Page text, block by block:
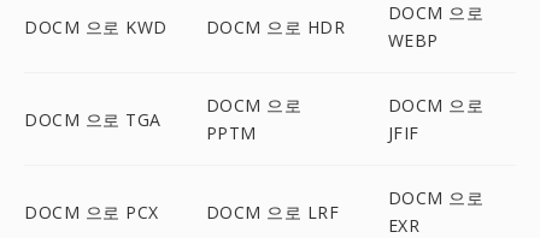
DOCM 으로 KWD DOCM 으로 HDR
DOCM 으로
WEBP
DOCM 으로 TGA
DOCM 으로
PPTM
DOCM 으로
JFIF
DOCM 으로 PCX DOCM 으로 LRF
DOCM 으로
EXR